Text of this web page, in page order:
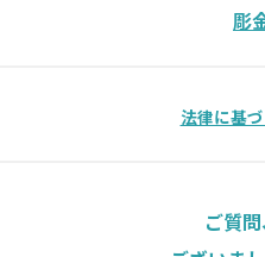
彫
法律に基
ご質